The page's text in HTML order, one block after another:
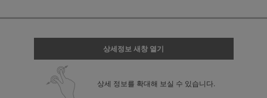
상세정보 새창 열기
상세 정보를 확대해 보실 수 있습니다.